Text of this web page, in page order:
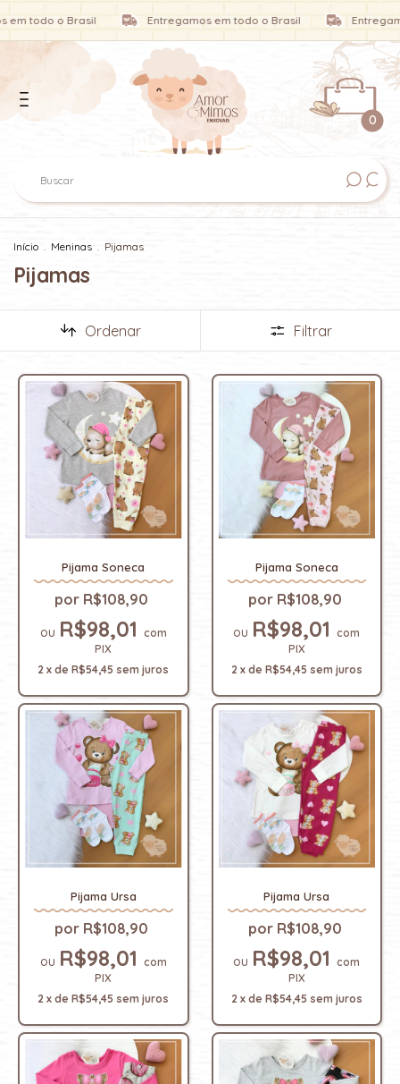
Entregamos em todo o Brasil Entregamos em todo
0
Início . Meninas . Pijamas
Pijamas
Ordenar Filtrar
Pijama Soneca
R$108,90
R$98,01 com
PIX
2 xdeR$54,45 sem juros
Pijama Soneca
R$108,90
R$98,01com
PIX
2 x de R$54,45 sem juros
Pijama Ursa
R$108,90
R$98,01 com
PIX
2 xdeR$54,45 sem juros
Pijama Ursa
R$108,90
R$98,01com
PIX
2 x de R$54,45 sem juros